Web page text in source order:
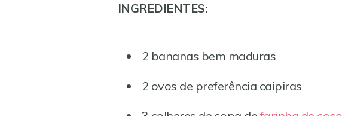
INGREDIENTES:
2 bananas bem maduras
2 ovos de preferência caipiras